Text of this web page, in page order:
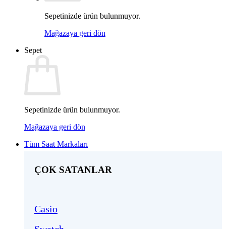
Sepetinizde ürün bulunmuyor.
Mağazaya geri dön
Sepet
Sepetinizde ürün bulunmuyor.
Mağazaya geri dön
Tüm Saat Markaları
ÇOK SATANLAR
Casio